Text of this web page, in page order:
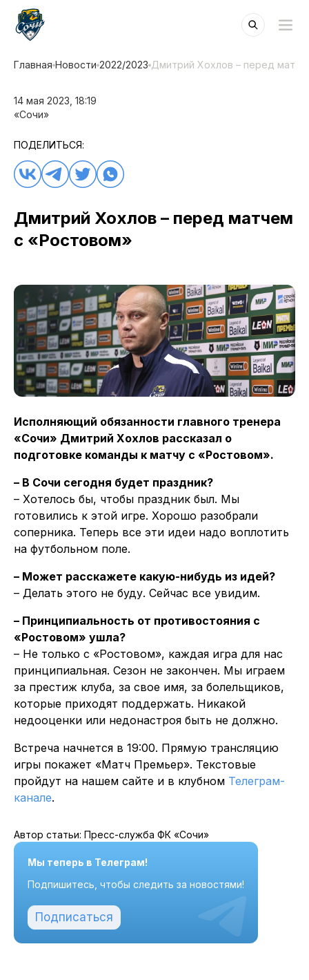
Главная Новости 2022/2023 Дмитрий Хохлов – перед
14 мая 2023, 18:19
«Сочи»
ПОДЕЛИТЬСЯ:
Дмитрий Хохлов – перед матчем
с «Ростовом»
Исполняющий обязанности главного тренера
«Сочи» Дмитрий Хохлов рассказал о
подготовке команды к матчу с «Ростовом».
– В Сочи сегодня будет праздник?
– Хотелось бы, чтобы праздник был. Мы
готовились к этой игре. Хорошо разобрали
соперника. Теперь все эти идеи надо воплотить
на футбольном поле.
– Может расскажете какую-нибудь из идей?
– Делать этого не буду. Сейчас все увидим.
– Принципиальность от противостояния с
«Ростовом» ушла?
– Не только с «Ростовом», каждая игра для нас
принципиальная. Сезон не закончен. Мы играем
за престиж клуба, за свое имя, за болельщиков,
которые приходят поддержать. Никакой
недооценки или недонастроя быть не должно.
Встреча начнется в 19:00. Прямую трансляцию
игры покажет «Матч Премьер». Текстовые
пройдут на нашем сайте и в клубном Телеграм-
канале.
Автор статьи: Пресс-служба ФК «Сочи»
Мы теперь в Телеграм!
Подпишитесь, чтобы следить за новостями!
Подписаться